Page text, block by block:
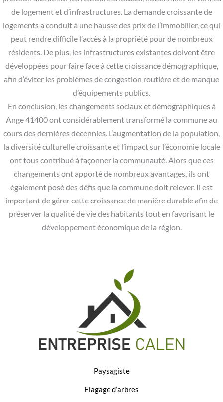
de logement et d’infrastructures. La demande croissante de
logements a conduit à une hausse des prix de l’immobilier, ce qui
peut rendre difficile l’accès à la propriété pour de nombreux
résidents. De plus, les infrastructures existantes doivent être
développées pour faire face à cette croissance démographique,
afin d’éviter les problèmes de congestion routière et de manque
d’équipements publics.
En conclusion, les changements sociaux et démographiques à
Ange 41400 ont considérablement transformé la commune au
cours des dernières décennies. L’augmentation de la population,
la diversité culturelle croissante et l’impact sur l’économie locale
ont tous contribué à façonner la communauté. Alors que ces
changements ont apporté de nombreux avantages, ils ont
également posé des défis que la commune doit relever. Il est
important de gérer cette croissance de manière durable afin de
préserver la qualité de vie des habitants tout en favorisant le
développement économique de la région.
Paysagiste
Elagage d’arbres